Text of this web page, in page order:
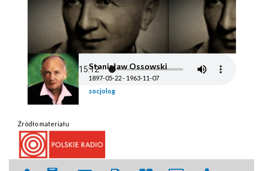
Stanisław Ossowski
1897-05-22 - 1963-11-07
socjolog
Źródło materiału